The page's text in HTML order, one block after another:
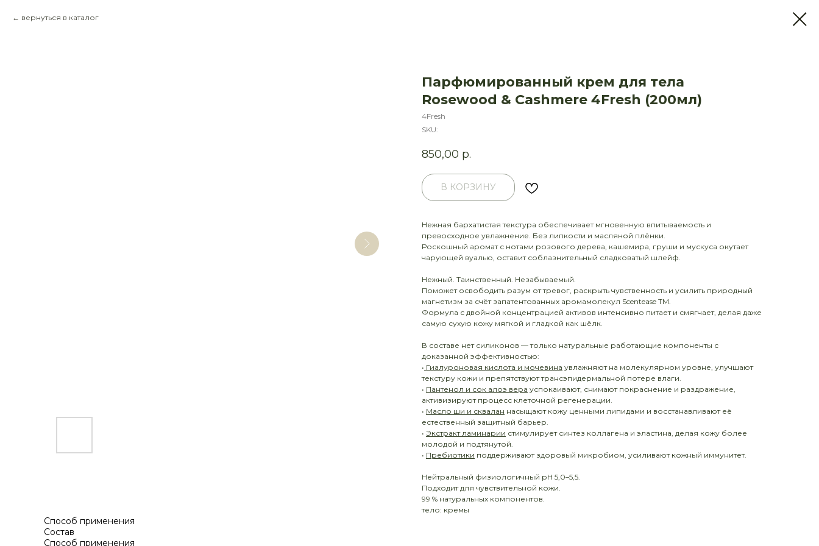
вернуться в каталог
Парфюмированный крем для тела
Rosewood & Cashmere 4Fresh (200мл)
4Fresh
SKU:
850,00 р.
В КОРЗИНУ
Нежная бархатистая текстура обеспечивает мгновенную впитываемость и
превосходное увлажнение. Без липкости и масляной плёнки.
Роскошный аромат с нотами розового дерева, кашемира, груши и мускуса окутает
чарующей вуалью, оставит соблазнительный сладковатый шлейф.
Нежный. Таинственный. Незабываемый.
Поможет освободить разум от тревог, раскрыть чувственность и усилить природный
магнетизм за счёт запатентованных аромамолекул Scentease ТМ.
Формула с двойной концентрацией активов интенсивно питает и смягчает, делая даже
самую сухую кожу мягкой и гладкой как шёлк.
В составе нет силиконов — только натуральные работающие компоненты с
доказанной эффективностью:
• Гиалуроновая кислота и мочевина увлажняют на молекулярном уровне, улучшают
текстуру кожи и препятствуют трансэпидермальной потере влаги.
• Пантенол и сок алоэ вера успокаивают, снимают покраснение и раздражение,
активизируют процесс клеточной регенерации.
• Масло ши и сквалан насыщают кожу ценными липидами и восстанавливают её
естественный защитный барьер.
• Экстракт ламинарии стимулирует синтез коллагена и эластина, делая кожу более
молодой и подтянутой.
• Пребиотики поддерживают здоровый микробиом, усиливают кожный иммунитет.
Нейтральный физиологичный рН 5,0–5,5.
Подходит для чувствительной кожи.
99 % натуральных компонентов.
тело: кремы
Способ применения
Состав
Способ применения